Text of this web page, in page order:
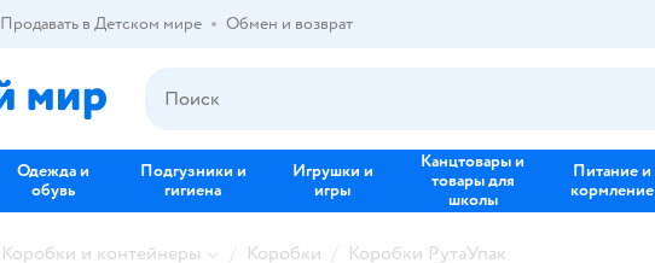
Продавать в Детском мире Обмен и возврат
Одежда и
обувь
Подгузники и
гигиена
Игрушки и
игры
Канцтовары и
товары для
школы
Питание и
кормление
Коробки и контейнеры Коробки Коробки РутаУпак